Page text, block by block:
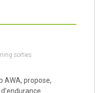
sorties
AWA, propose,